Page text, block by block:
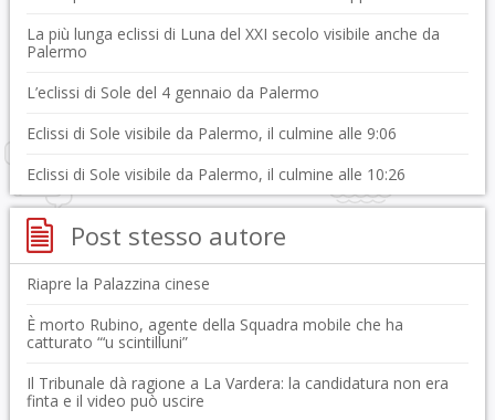
La più lunga eclissi di Luna del XXI secolo visibile anche da
Palermo
L’eclissi di Sole del 4 gennaio da Palermo
Eclissi di Sole visibile da Palermo, il culmine alle 9:06
Eclissi di Sole visibile da Palermo, il culmine alle 10:26
Post stesso autore
Riapre la Palazzina cinese
È morto Rubino, agente della Squadra mobile che ha
catturato “‘u scintilluni”
Il Tribunale dà ragione a La Vardera: la candidatura non era
finta e il video può uscire